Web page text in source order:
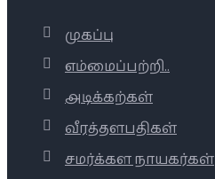
முகப்பு
எம்மைப்பற்றி..
அடிக்கற்கள்
வீரத்தளபதிகள்
சமர்க்கள நாயகர்கள்